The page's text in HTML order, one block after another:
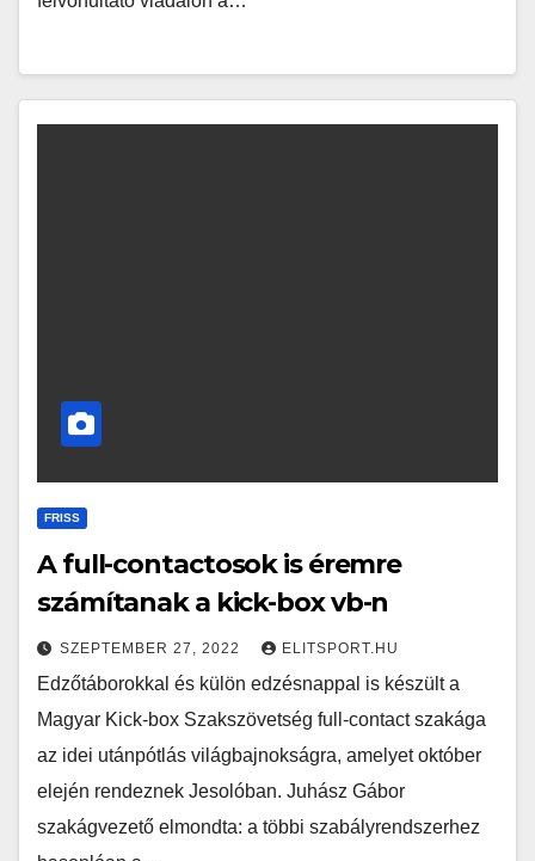
FRISS
A full-contactosok is éremre
számítanak a kick-box vb-n
SZEPTEMBER 27, 2022 ELITSPORT.HU
Edzőtáborokkal és külön edzésnappal is készült a
Magyar Kick-box Szakszövetség full-contact szakága
az idei utánpótlás világbajnokságra, amelyet október
elején rendeznek Jesolóban. Juhász Gábor
szakágvezető elmondta: a többi szabályrendszerhez